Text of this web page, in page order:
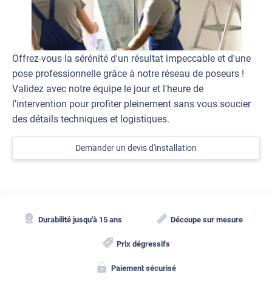
Offrez-vous la sérénité d'un résultat impeccable et d'une
pose professionnelle grâce à notre réseau de poseurs !
Validez avec notre équipe le jour et l'heure de
l'intervention pour profiter pleinement sans vous soucier
des détails techniques et logistiques.
Demander un devis d'installation
Durabilité jusqu'à 15 ans Découpe sur mesure
Prix dégressifs
Paiement sécurisé